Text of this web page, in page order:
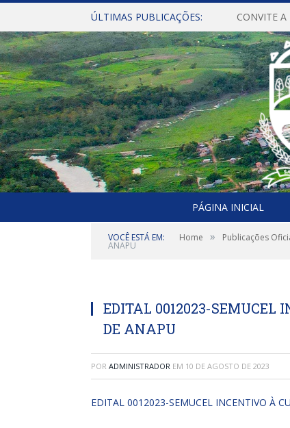
ÚLTIMAS PUBLICAÇÕES:
PÁGINA INICIAL
VOCÊ ESTÁ EM: Home » Publicações
ANAPU
EDITAL 0012023-SEMUCEL
DE ANAPU
POR ADMINISTRADOR EM 10 DE AGOSTO DE 2023
EDITAL 0012023-SEMUCEL INCENTIVO À